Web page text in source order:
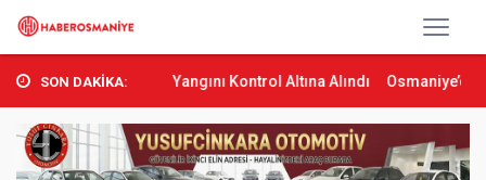
SON DAKİKA:
Orman Yangını Kontrol Altına Alındı Osmaniye’de Tren